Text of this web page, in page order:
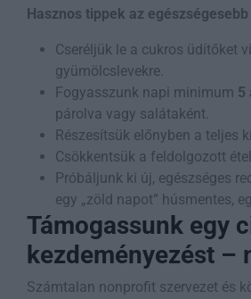
Hasznos tippek az
Cseréljük le a cukros üdítőket
gyümölcslevekre.
Fogyasszunk napi minimum 5
párolva vagy salátaként.
Részesítsük előnyben a teljes
Csökkentsük a feldolgozott
Próbáljunk ki új, egészséges
egy „zöld napot” húsmentes,
Támogassunk egy
kezdeményezést –
Számtalan nonprofit szervezet és